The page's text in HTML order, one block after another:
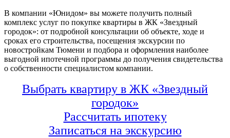
В компании «Юнидом» вы можете получить полный
комплекс услуг по покупке квартиры в ЖК «Звездный
городок»: от подробной консультации об объекте, ходе и
сроках его строительства, посещения экскурсии по
новостройкам Тюмени и подбора и оформления наиболее
выгодной ипотечной программы до получения свидетельства
о собственности специалистом компании.
Выбрать квартиру в ЖК «Звездный
городок»
Рассчитать ипотеку
Записаться на экскурсию